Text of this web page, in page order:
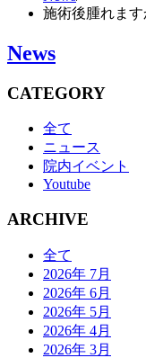
施術後腫れます
News
CATEGORY
全て
ニュース
院内イベント
Youtube
ARCHIVE
全て
2026年 7月
2026年 6月
2026年 5月
2026年 4月
2026年 3月